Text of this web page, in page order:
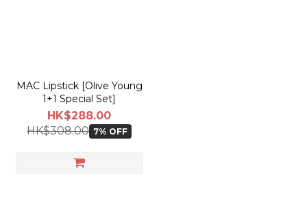
MAC Lipstick [Olive Young
1+1 Special Set]
HK$288.00
HK$308.00 7% OFF